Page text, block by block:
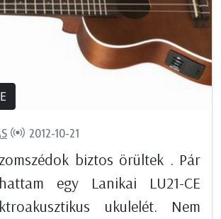
2012-10-21
biztos örültek . Pár
egy Lanikai LU21-CE
ukulelét. Nem